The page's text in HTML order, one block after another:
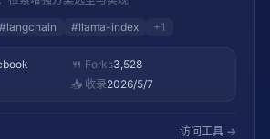
#langchain #llama-index +1
🍴 Forks3,528
📥 收录2026/5/7
访问工具 →